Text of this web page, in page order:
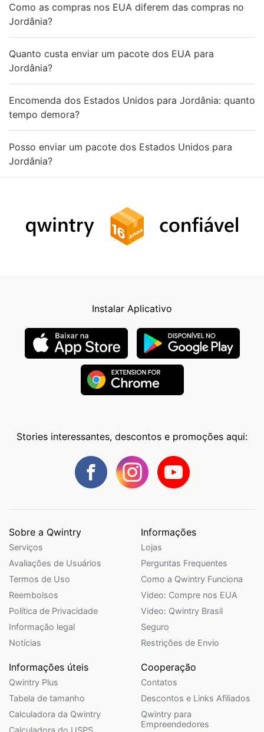
Como as compras nos EUA diferem das compras no
Jordânia?
Quanto custa enviar um pacote dos EUA para
Jordânia?
Encomenda dos Estados Unidos para Jordânia: quanto
tempo demora?
Posso enviar um pacote dos Estados Unidos para
Jordânia?
Instalar Aplicativo
Stories interessantes, descontos e promoções aqui:
Sobre a Qwintry
Serviços
Avaliações de Usuários
Termos de Uso
Reembolsos
Política de Privacidade
Informação legal
Notícias
Informações
Lojas
Perguntas Frequentes
Como a Qwintry Funciona
Video: Compre nos EUA
Video: Qwintry Brasil
Seguro
Restrições de Envio
Informações úteis
Qwintry Plus
Tabela de tamanho
Calculadora da Qwintry
Calculadora do USPS
Cooperação
Contatos
Descontos e Links Afiliados
Qwintry para
Empreendedores